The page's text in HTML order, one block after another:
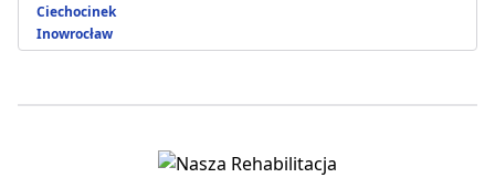
Ciechocinek
Inowrocław